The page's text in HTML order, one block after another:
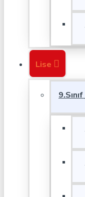
Lise
9.Sınıf